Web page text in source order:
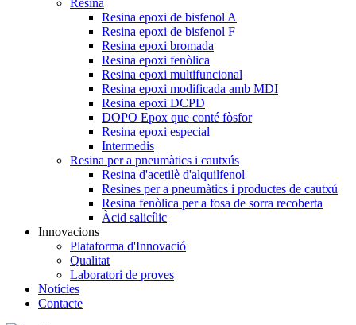
Resina
Resina epoxi de bisfenol A
Resina epoxi de bisfenol F
Resina epoxi bromada
Resina epoxi fenòlica
Resina epoxi multifuncional
Resina epoxi modificada amb MDI
Resina epoxi DCPD
DOPO Epox que conté fòsfor
Resina epoxi especial
Intermedis
Resina per a pneumàtics i cautxús
Resina d'acetilè d'alquilfenol
Resines per a pneumàtics i productes de cautxú
Resina fenòlica per a fosa de sorra recoberta
Àcid salicílic
Innovacions
Plataforma d'Innovació
Qualitat
Laboratori de proves
Notícies
Contacte